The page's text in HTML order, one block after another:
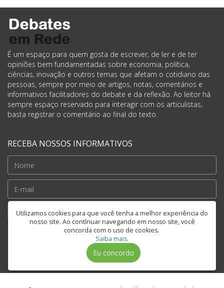
Utilizamos cookies para que você tenha a melhor experiência do
nosso site. Ao contínuar navegando em nosso site, você
concorda com o uso de cookies.
Saiba mais.
Eu concordo
É um espaço para quem gosta de escrever, de ler e de ter
opiniões bem fundamentadas sobre economia, política,
ciências, inovação e outros temas que afetam o cotidiano das
pessoas, sempre por meio de artigos, notas, comentários e
informativos facilitadores do debate e da reflexão. Ao leitor há
sempre espaço reservado para interagir com os articulistas,
basta registrar o comentário ao final do texto.
RECEBA NOSSOS INFORMATIVOS
Cadastrar